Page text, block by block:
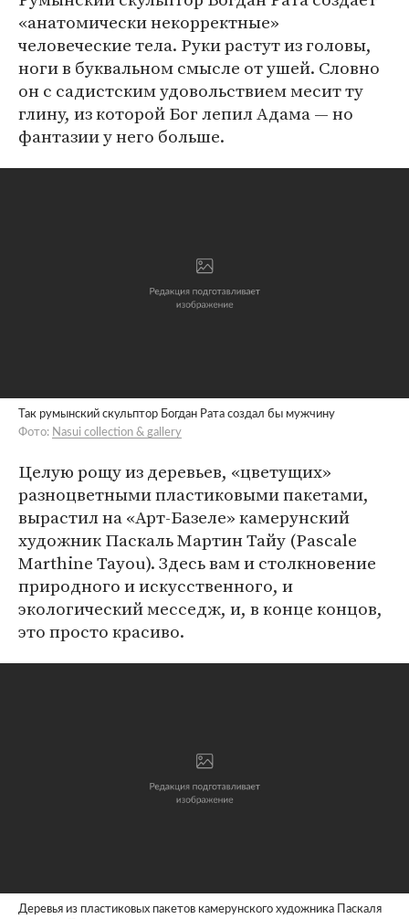
«анатомически некорректные»
человеческие тела. Руки растут из головы,
ноги в буквальном смысле от ушей. Словно
он с садистским удовольствием месит ту
глину, из которой Бог лепил Адама — но
фантазии у него больше.
Так румынский скульптор Богдан Рата создал бы мужчину
Фото: Nasui collection & gallery
Целую рощу из деревьев, «цветущих»
разноцветными пластиковыми пакетами,
вырастил на «Арт-Базеле» камерунский
художник Паскаль Мартин Тайу (Pascale
Marthine Tayou). Здесь вам и столкновение
природного и искусственного, и
экологический месседж, и, в конце концов,
это просто красиво.
Деревья из пластиковых пакетов камерунского художника Паскаля